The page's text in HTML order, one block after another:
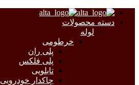
دسته محصولات
لوله
خرطومی
پلی ران
پلی فلکس
تابلویی
چاکدار خودرویی